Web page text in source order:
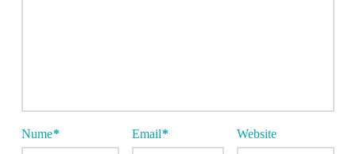
Nume* Email* Website